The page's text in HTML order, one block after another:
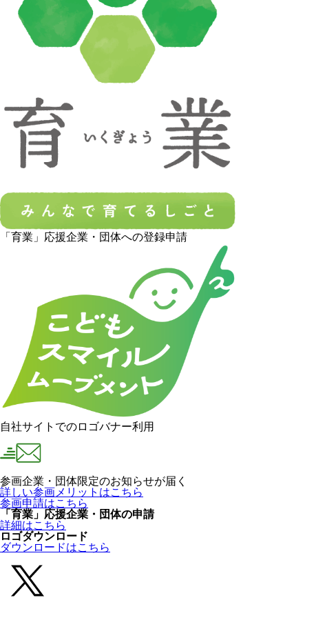
「育業」応援企業・団体への登録申請
自社サイトでのロゴバナー利用
参画企業・団体限定のお知らせが届く
詳しい参画メリットはこちら
参画申請はこちら
「育業」応援企業・団体の申請
詳細はこちら
ロゴダウンロード
ダウンロードはこちら